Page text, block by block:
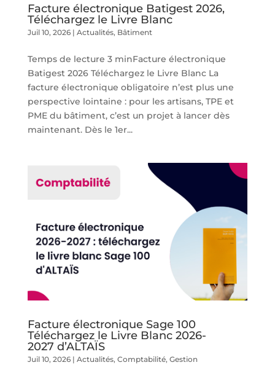
Facture électronique Batigest 2026,
Téléchargez le Livre Blanc
Juil 10, 2026| Actualités, Bâtiment
Temps de lecture 3 minFacture électronique
Batigest 2026 Téléchargez le Livre Blanc La
facture électronique obligatoire n’est plus une
perspective lointaine : pour les artisans, TPE et
PME du bâtiment, c’est un projet à lancer dès
maintenant. Dès le 1er...
Facture électronique Sage 100
Téléchargez le Livre Blanc 2026-
2027 d’ALTAÏS
Juil 10, 2026| Actualités, Comptabilité, Gestion